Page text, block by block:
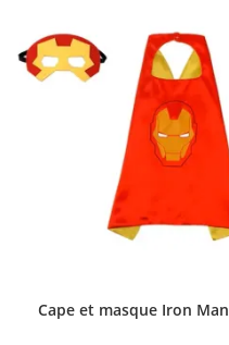
Cape et masque Iron Man